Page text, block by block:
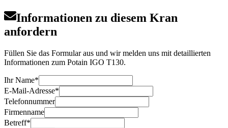
Informationen zu diesem Kran
anfordern
Füllen Sie das Formular aus und wir melden uns mit detaillierten
Informationen zum Potain IGO T130.
Ihr Name*
E-Mail-Adresse*
Telefonnummer
Firmenname
Betreff*